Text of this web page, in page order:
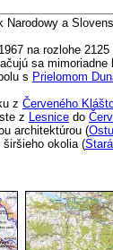
a
na rozlohe 2125
sa mimoriadne
s Prielomom
z Červeného
z Lesnice do
architektúrou (
širšieho okolia (